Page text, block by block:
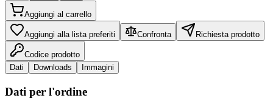
Aggiungi al carrello
Aggiungi alla lista preferiti Confronta Richiesta prodotto
Codice prodotto
Dati
Downloads Immagini
Dati per l'ordine